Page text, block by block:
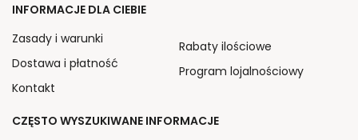
INFORMACJE DLA CIEBIE
Zasady i warunki
Dostawa i płatność
Kontakt
Rabaty ilościowe
Program lojalnościowy
CZĘSTO WYSZUKIWANE INFORMACJE